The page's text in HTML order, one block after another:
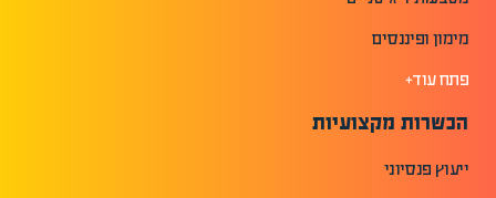
מימון ופיננסים
פתח עוד+
הכשרות מקצועיות
ייעוץ פנסיוני